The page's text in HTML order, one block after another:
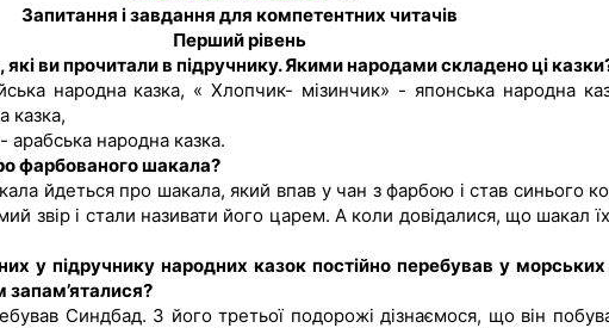
Запитання і завдання для компетентних читачів
Перший рівень
які ви прочитали в підручнику. Якими народами складено ці
народна казка, « Хлопчик- мізинчик» - японська народна
казка,
народна казка.
фарбованого шакала?
йдеться про шакала, який впав у чан з фарбою і став синього
звір і стали називати його царем. А коли довідалися, що шакал
у підручнику народних казок постійно перебував у
запам’яталися?
Синдбад. З його третьої подорожі дізнаємося, що він